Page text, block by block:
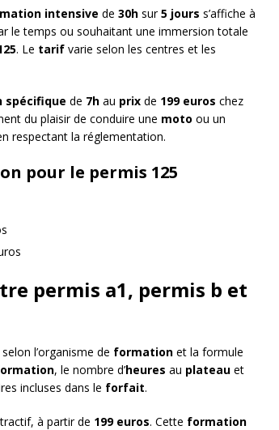
intensive de 30h sur5 jours s’affiche à
le temps ou souhaitant une immersion totale
. Le tarif varie selon les centres et les
spécifique de 7h au prix de 199 euros chez
du plaisir de conduire une moto ou un
respectant la réglementation.
pour le permis 125
permis a1, permis b et
selon l’organisme de formation et la formule
, le nombre d’heures au plateau et
incluses dans le forfait.
à partir de 199 euros. Cette formation